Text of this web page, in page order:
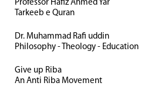
Professor Hafiz Ahmed Yar
Tarkeeb e Quran
Dr. Muhammad Rafi uddin
Philosophy - Theology - Education
Give up Riba
An Anti Riba Movement